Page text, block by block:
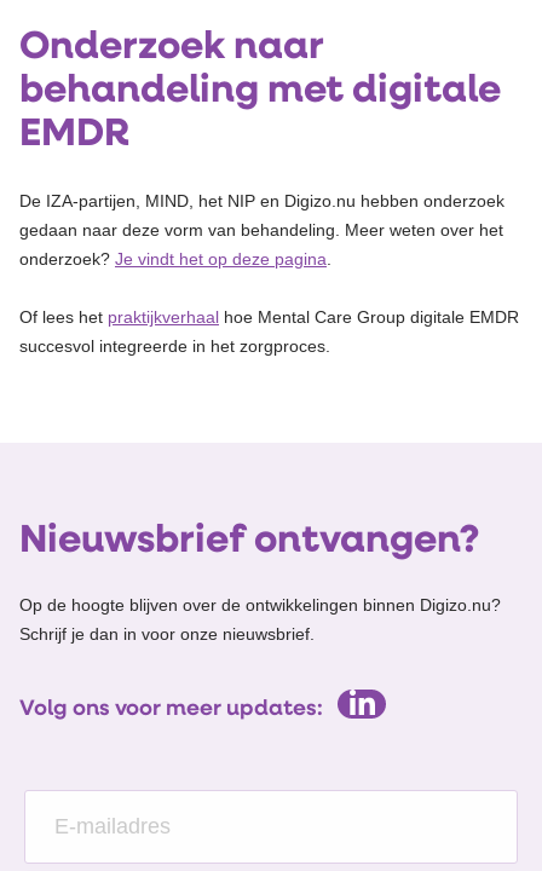
Onderzoek naar
behandeling met digitale
EMDR
De IZA-partijen, MIND, het NIP en Digizo.nu hebben onderzoek
gedaan naar deze vorm van behandeling. Meer weten over het
onderzoek? Je vindt het op deze pagina
Of lees het praktijkverhaal hoe Mental Care Group digitale EMDR
succesvol integreerde in het zorgproces.
Nieuwsbrief ontvangen?
Op de hoogte blijven over de ontwikkelingen binnen Digizo.nu?
Schrijf je dan in voor onze nieuwsbrief.
Volg ons voor meer updates: